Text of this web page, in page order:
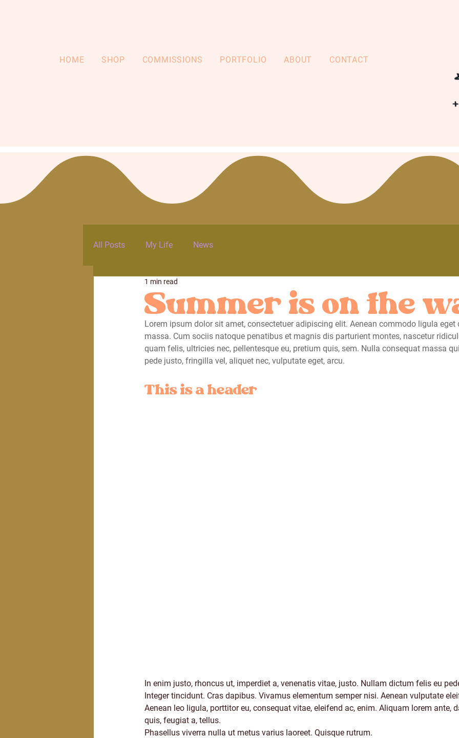
HOME SHOP COMMISSIONS PORTFOLIO ABOUT CONTACT
All Posts My Life News
Summer is on the
1 min read
Lorem ipsum dolor sit amet, consectetuer adipiscing elit. Aenean commodo ligula eget
massa. Cum sociis natoque penatibus et magnis dis parturient montes, nascetur
quam felis, ultricies nec, pellentesque eu, pretium quis, sem. Nulla consequat massa
pede justo, fringilla vel, aliquet nec, vulputate eget, arcu.
This is a header
In enim justo, rhoncus ut, imperdiet a, venenatis vitae, justo. Nullam dictum felis eu
Integer tincidunt. Cras dapibus. Vivamus elementum semper nisi. Aenean vulputate
Aenean leo ligula, porttitor eu, consequat vitae, eleifend ac, enim. Aliquam lorem ante,
quis, feugiat a, tellus.
Phasellus viverra nulla ut metus varius laoreet. Quisque rutrum.